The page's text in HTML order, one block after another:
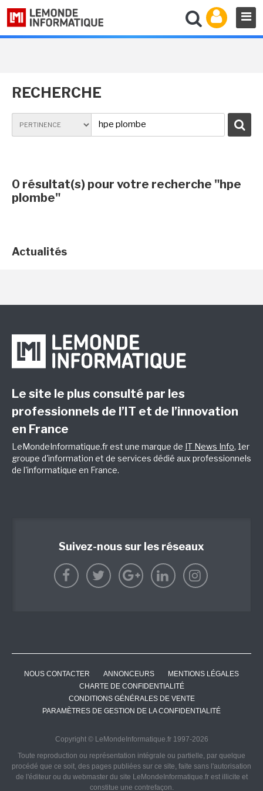
RECHERCHE
0 résultat(s) pour votre recherche "hpe
plombe"
Actualités
Le site le plus consulté par les
professionnels de l’IT et de l’innovation
en France
LeMondeInformatique.fr est une marque de IT News Info, 1er
groupe d'information et de services dédié aux professionnels
de l'informatique en France.
Suivez-nous sur les réseaux
NOUS CONTACTER ANNONCEURS
MENTIONS LÉGALES
CHARTE DE CONFIDENTIALITÉ
CONDITIONS GÉNÉRALES DE VENTE
PARAMÈTRES DE GESTION DE LA CONFIDENTIALITÉ
Copyright © LeMondeInformatique.fr 1997-2026
Toute reproduction ou représentation intégrale ou partielle, par quelque
procédé que ce soit, des pages publiées sur ce site, faite sans l'autorisation
de l'éditeur ou du webmaster du site LeMondeInformatique.fr est illicite et
constitue une contrefaçon.